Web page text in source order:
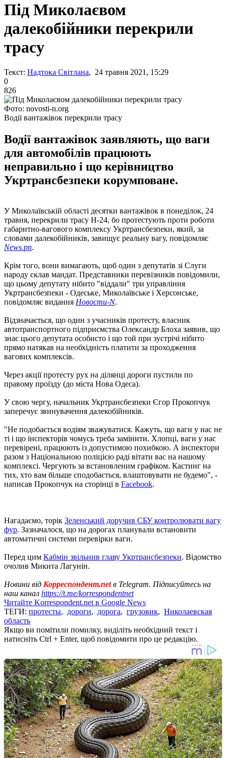
Під Миколаєвом
далекобійники перекрили
трасу
Текст: Надтока Світлана, 24 травня 2021, 15:29
0
826
Фото: novosti-n.org
Водії вантажівок перекрили трасу
Водії вантажівок заявляють, що ваги
для автомобілів працюють
неправильно і що керівництво
Укртрансбезпеки корумповане.
У Миколаївській області десятки вантажівок в понеділок, 24
травня, перекрили трасу Н-24, бо протестують проти роботи
габаритно-вагового комплексу Укртрансбезпеки, який, за
словами далекобійників, завищує реальну вагу, повідомляє
News.pn.
Крім того, вони вимагають, щоб один з депутатів зі Слуги
народу склав мандат. Представники перевізників повідомили,
що цьому депутату нібито "віддали" три управління
Укртрансбезпеки - Одеське, Миколаївське і Херсонське,
повідомляє видання Новости-N.
Відзначається, що один з учасників протесту, власник
автотранспортного підприємства Олександр Блоха заявив, що
знає цього депутата особисто і що той при зустрічі нібито
прямо натякав на необхідність платити за проходження
вагових комплексів.
Через акції протесту рух на ділянці дороги пустили по
правому проїзду (до міста Нова Одеса).
У свою чергу, начальник Укртрансбезпеки Єгор Прокопчук
заперечує звинувачення далекобійників.
"Не подобається водіям зважуватися. Кажуть, що ваги у нас не
ті і що інспекторів чомусь треба замінити. Хлопці, ваги у нас
перевірені, працюють із допустимою похибкою. А інспектори
разом з Національною поліцією раді вітати вас на нашому
комплексі. Чергують за встановленим графіком. Кастинг на
тих, хто вам більше сподобається, влаштовувати не будемо", -
написав Прокопчук на сторінці в Facebook.
Нагадаємо, торік Зеленський доручив СБУ контролювати вагу
фур. Зазначалося, що на дорогах планували встановити
автоматичні системи перевірки ваги.
Перед цим Кабмін звільнив главу Укртрансбезпеки. Відомство
очолив Микита Лагунін.
Новини від Корреспондент.netв Telegram. Підписуйтесь на
наш канал https://t.me/korrespondentnet
Читайте Korrespondent.net в Google News
ТЕГИ: протесты, дороги, дорога, грузовик, Николаевская
область
Якщо ви помітили помилку, виділіть необхідний текст і
натисніть Ctrl + Enter, щоб повідомити про це редакцію.